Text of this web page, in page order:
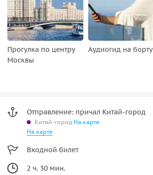
Прогулка по центру
Москвы
Аудиогид на борту
Отправление: причал Китай-город
Китай-город На карте
На карте
Входной билет
2 ч. 30 мин.